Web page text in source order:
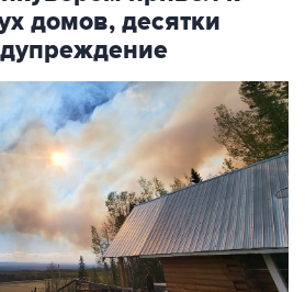
домов, десятки